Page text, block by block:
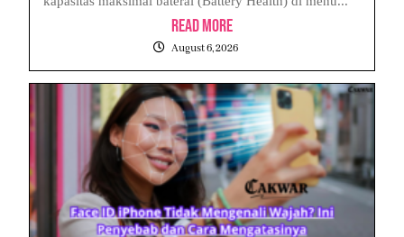
Read More
August 6, 2026